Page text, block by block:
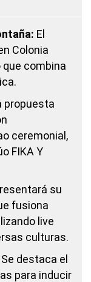
El
Colonia
combina
propuesta
ceremonial,
FIKA Y
su
fusiona
live
culturas.
Se destaca el
para inducir